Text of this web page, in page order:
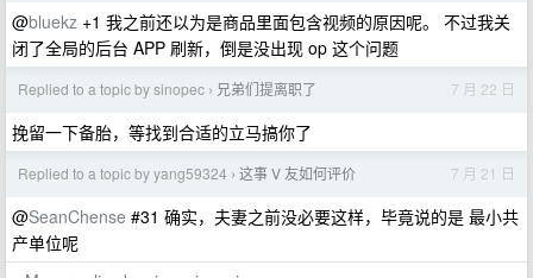
@bluekz +1 我之前还以为是商品里面包含视频的原因呢。 不过我关
闭了全局的后台 APP 刷新，倒是没出现 op 这个问题
Replied to a topic by sinopec › 兄弟们提离职了 7 月 22 日
挽留一下备胎，等找到合适的立马搞你了
Replied to a topic by yang59324 › 这事 V 友如何评价 7 月 21 日
@SeanChense #31 确实，夫妻之前没必要这样，毕竟说的是 最小共
产单位呢